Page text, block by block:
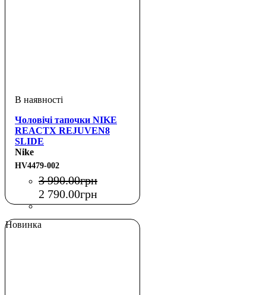
Чоловічі тапочки NIKE
REACTX REJUVEN8
SLIDE
Nike
HV4479-002
3 990.00грн
2 790.00грн
Новинка